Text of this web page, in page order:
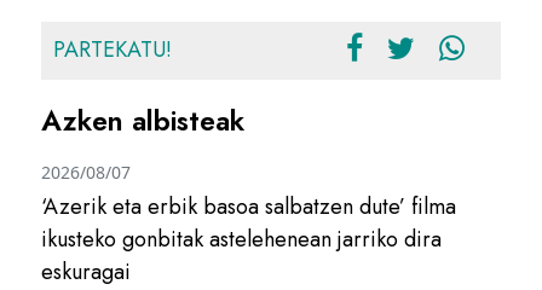
PARTEKATU!
Azken albisteak
‘Azerik eta erbik basoa salbatzen dute’ filma
ikusteko gonbitak astelehenean jarriko dira
eskuragai
2026/08/07